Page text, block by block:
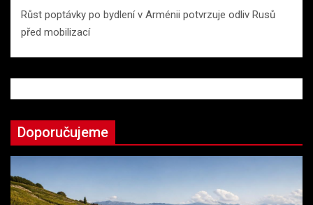
Růst poptávky po bydlení v Arménii potvrzuje odliv Rusů
před mobilizací
Doporučujeme